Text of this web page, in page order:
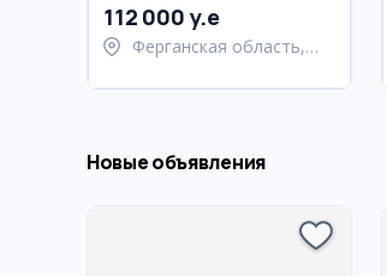
112 000 y.e
Ферганская область,
Новые объявления